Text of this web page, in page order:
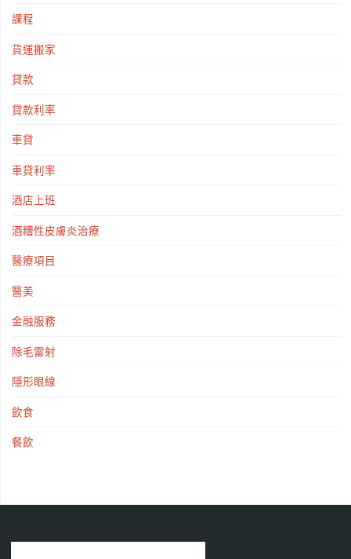
課程
貨運搬家
貸款
貸款利率
車貸
車貸利率
酒店上班
酒糟性皮膚炎治療
醫療項目
醫美
金融服務
除毛雷射
隱形眼線
飲食
餐飲